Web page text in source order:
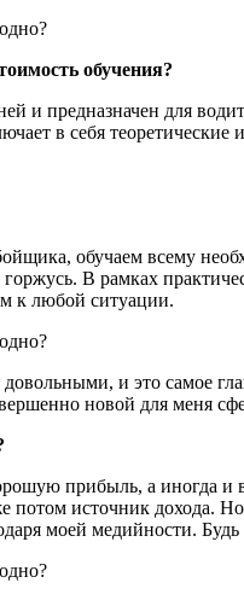
обучения?
и предназначен для
в себя
обучаем всему
В рамках
к любой ситуации.
и это самое
новой для меня
прибыль, а иногда и
потом источник
моей медийности.